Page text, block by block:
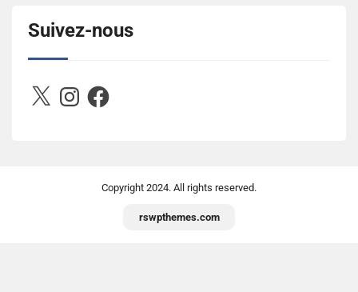
503716673157532-2788222864243652657-n.jpg"
alt="Between D&R" style="border:none;" /></a>
</div>
Suivez-nous
X InstagramFacebook
Copyright 2024. All rights reserved.
rswpthemes.com